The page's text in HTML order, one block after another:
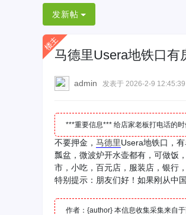
西
班
牙
华
发新帖
马德里Usera地铁口有
admin 发表于 2026-2-9 12:45:39
***重要信息*** 给店家老板打电话的
不要押金， 马德里Usera地铁口，
瓢盆，微波炉开水壶都有，可做饭
市，小吃，百元店，服装店，银行
特别提示：朋友们好！如果刚从中
作者：{author} 本信息收集采集来自